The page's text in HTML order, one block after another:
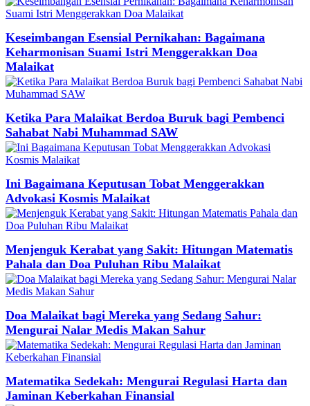
Keseimbangan Esensial Pernikahan: Bagaimana
Keharmonisan Suami Istri Menggerakkan Doa
Malaikat
Ketika Para Malaikat Berdoa Buruk bagi Pembenci
Sahabat Nabi Muhammad SAW
Ini Bagaimana Keputusan Tobat Menggerakkan
Advokasi Kosmis Malaikat
Menjenguk Kerabat yang Sakit: Hitungan Matematis
Pahala dan Doa Puluhan Ribu Malaikat
Doa Malaikat bagi Mereka yang Sedang Sahur:
Mengurai Nalar Medis Makan Sahur
Matematika Sedekah: Mengurai Regulasi Harta dan
Jaminan Keberkahan Finansial